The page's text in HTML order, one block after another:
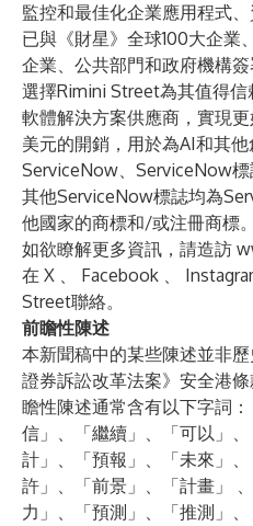
監控和最佳化企業應用程式
已與《財星》全球100大企業
企業、公共部門和政府機構
選擇Rimini Street為其值得
軟體解決方案供應商，實現
美元的開銷，用於為AI和其他
ServiceNow、ServiceNow
其他ServiceNow標誌均為
他國家的商標和/或注冊商標。
如欲瞭解更多資訊，請造訪
在 X 、 Facebook 、
Street聯絡。
前瞻性陳述
本新聞稿中的某些陳述並非
證券訴訟改革法案》安全港
瞻性陳述通常含有以下字詞
信」、「繼續」、「可以」
計」、「預報」、「未來」
許」、「前景」、「計畫」
力」、「預測」、「推測」